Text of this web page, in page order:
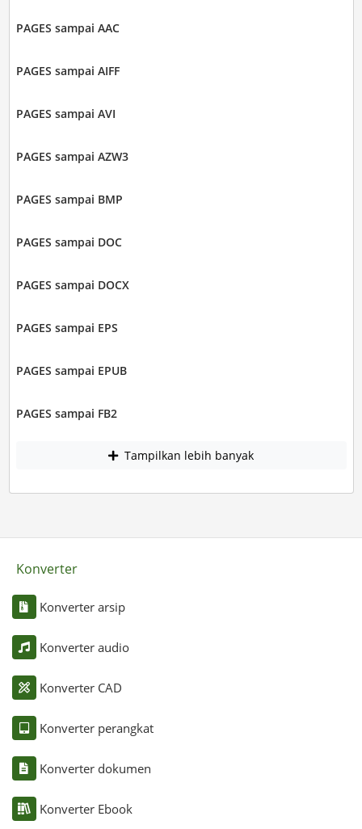
PAGES sampai AAC
PAGES sampai AIFF
PAGES sampai AVI
PAGES sampai AZW3
PAGES sampai BMP
PAGES sampai DOC
PAGES sampai DOCX
PAGES sampai EPS
PAGES sampai EPUB
PAGES sampai FB2
Tampilkan lebih banyak
Konverter
Konverter arsip
Konverter audio
Konverter CAD
Konverter perangkat
Konverter dokumen
Konverter Ebook